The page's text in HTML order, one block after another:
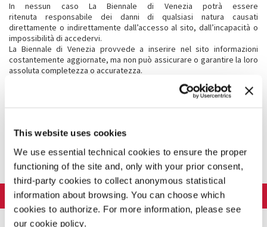
This website uses cookies
We use essential technical cookies to ensure the proper
functioning of the site and, only with your prior consent,
third-party cookies to collect anonymous statistical
information about browsing. You can choose which
cookies to authorize. For more information, please see
our cookie policy.
In nessun caso La Biennale di Venezia potrà essere
ritenuta responsabile dei danni di qualsiasi natura causati
direttamente o indirettamente dall’accesso al sito, dall’incapacità o
impossibilità di accedervi.
La Biennale di Venezia provvede a inserire nel sito informazioni
costantemente aggiornate, ma non può assicurare o garantire la loro
assoluta completezza o accuratezza.
La Biennale di Venezia non è responsabile del contenuto presente in
ottenute dall’utente tramite l’accesso a tali siti collegati, né per le
e precisione delle informazioni disponibili in tali siti così come della
loro grafica e funzionalità.
LA BIENNALE DI VENEZIA
The Organization
ART 2026